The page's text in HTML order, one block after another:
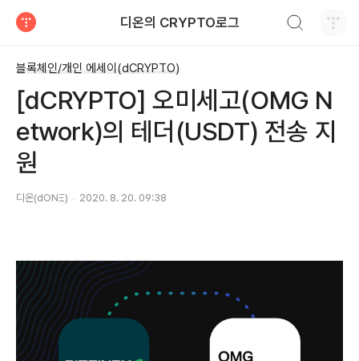
디온의 CRYPTO로그
블록체인/개인 에세이(dCRYPTO)
[dCRYPTO] 오미세고(OMG N
etwork)의 테더(USDT) 전송 지
원
디온(dONΞ) 2020. 8. 20. 09:38